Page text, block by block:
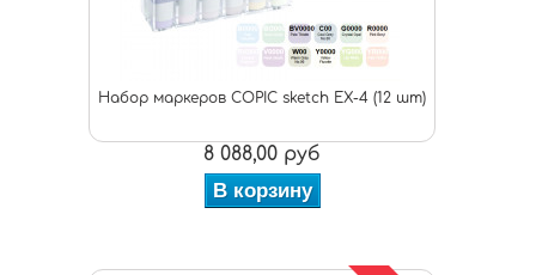
Набор маркеров COPIC sketch EX-4 (12 шт)
8 088,00 руб
В корзину